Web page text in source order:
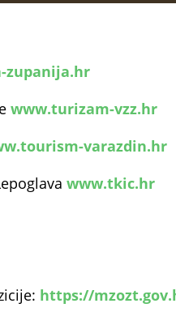
zupanija.hr
www.turizam-vzz.hr
varazdin.hr
www.tkic.hr
https://